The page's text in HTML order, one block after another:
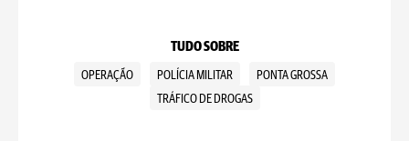
TUDO SOBRE
OPERAÇÃO POLÍCIA MILITAR
PONTA GROSSA
TRÁFICO DE DROGAS